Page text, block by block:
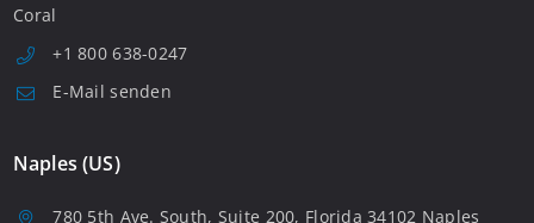
Coral
+1 800 638-0247
E-Mail senden
Naples (US)
780 5th Ave. South, Suite 200, Florida 34102 Naples